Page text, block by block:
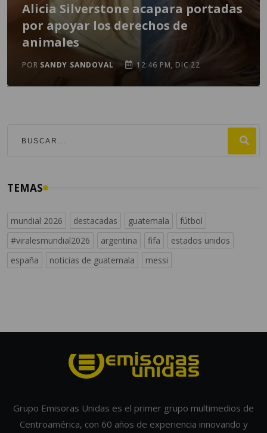
Alicia Silverstone acapara portadas
por apoyar los derechos de
animales
POR SANDY SANDOVAL 12:46 PM, DIC 22
TEMAS
mundial 2026 destacadas guatemala
fútbol
#viralesmundial2026
argentina fifa
estados unidos
españa
noticias de guatemala messi
Grupo Emisoras Unidas es el primer grupo multimedios de
Centroamérica, con 60 años de experiencia innovando y